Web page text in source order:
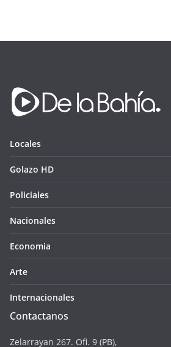
Locales
Golazo HD
Policiales
Nacionales
Economia
Arte
Internacionales
Contactanos
Zelarrayan 267. Ofi. 9 (PB),